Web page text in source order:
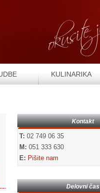
KULINARIKA
Kontakt
T: 02 749 06 35
M: 051 333 630
E: Pišite nam
Delovni čas